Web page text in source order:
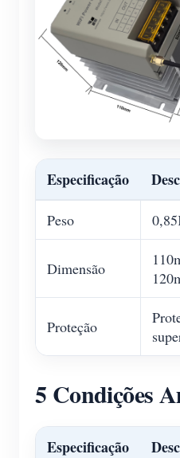
Especificação
Peso
Dimensão
Proteção
5 Condições
Especificação